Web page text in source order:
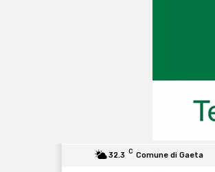
32.3 C Comune di Gaeta